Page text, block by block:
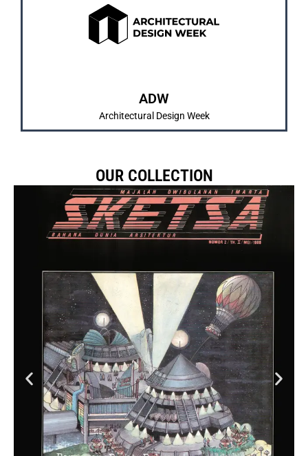
ADW
Architectural Design Week
IMARTA dan SKETSA sebagai bentuk pembelajaran
dan pengenalan karya mahasiswa/i.
OUR COLLECTION